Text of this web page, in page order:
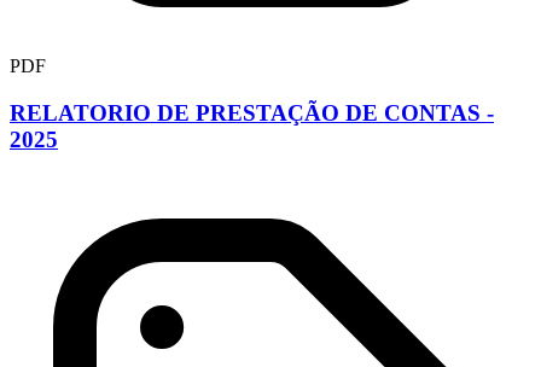
PDF
RELATORIO DE PRESTAÇÃO DE CONTAS -
2025